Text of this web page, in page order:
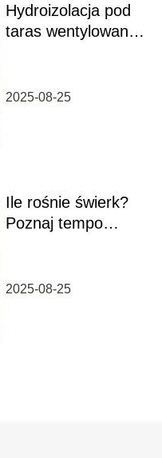
wszystkim trwały,
wspólnot
Hydroizolacja pod
taras wentylowany –
2025-08-25
Ile rośnie świerk?
Poznaj tempo
2025-08-25